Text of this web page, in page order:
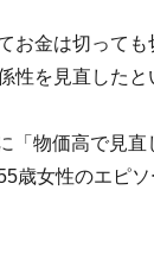
金は切っても
を見直したと
「物価高で見
歳女性のエピソ